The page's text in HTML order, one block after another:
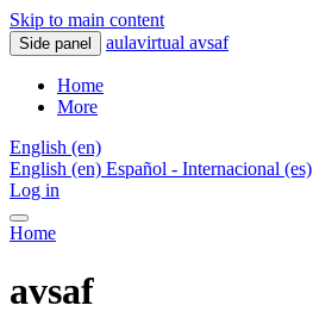
Skip to main content
Side panel aulavirtual avsaf
Home
More
English ‎(en)‎
English ‎(en)‎ Español - Internacional ‎(es)‎
Log in
Home
avsaf